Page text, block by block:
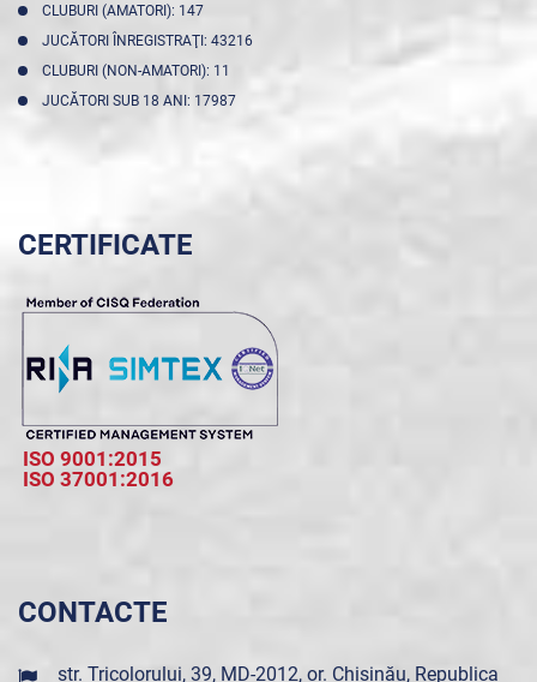
CLUBURI (AMATORI): 147
JUCĂTORI ÎNREGISTRAŢI: 43216
CLUBURI (NON-AMATORI): 11
JUCĂTORI SUB 18 ANI: 17987
CERTIFICATE
ISO 9001:2015
ISO 37001:2016
CONTACTE
str. Tricolorului, 39, MD-2012, or. Chișinău, Republica